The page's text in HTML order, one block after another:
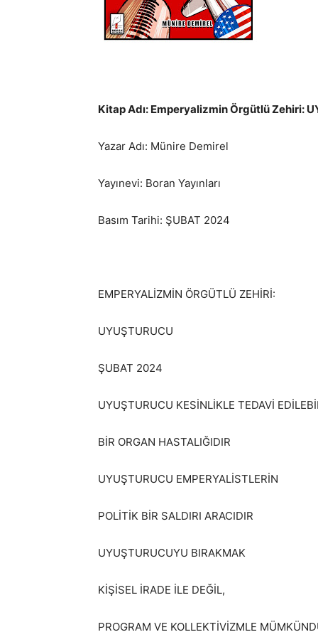
Kitap Adı: Emperyalizmin Örgütlü Zehiri:
Yazar Adı: Münire Demirel
Yayınevi: Boran Yayınları
Basım Tarihi: ŞUBAT 2024
EMPERYALİZMİN ÖRGÜTLÜ ZEHİRİ:
UYUŞTURUCU
ŞUBAT 2024
UYUŞTURUCU KESİNLİKLE TEDAVİ
BİR ORGAN HASTALIĞIDIR
UYUŞTURUCU EMPERYALİSTLERİN
POLİTİK BİR SALDIRI ARACIDIR
UYUŞTURUCUYU BIRAKMAK
KİŞİSEL İRADE İLE DEĞİL,
PROGRAM VE KOLLEKTİVİZMLE